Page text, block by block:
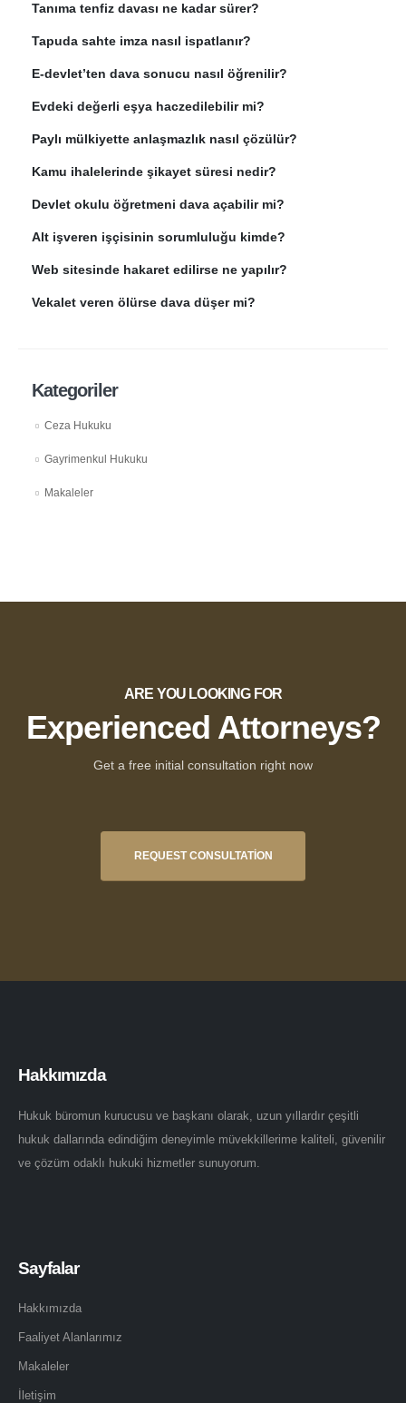
Tanıma tenfiz davası ne kadar sürer?
Tapuda sahte imza nasıl ispatlanır?
E-devlet’ten dava sonucu nasıl öğrenilir?
Evdeki değerli eşya haczedilebilir mi?
Paylı mülkiyette anlaşmazlık nasıl çözülür?
Kamu ihalelerinde şikayet süresi nedir?
Devlet okulu öğretmeni dava açabilir mi?
Alt işveren işçisinin sorumluluğu kimde?
Web sitesinde hakaret edilirse ne yapılır?
Vekalet veren ölürse dava düşer mi?
Kategoriler
Ceza Hukuku
Gayrimenkul Hukuku
Makaleler
ARE YOU LOOKING FOR
Experienced Attorneys?
Get a free initial consultation right now
REQUEST CONSULTATION
Hakkımızda
Hukuk büromun kurucusu ve başkanı olarak, uzun yıllardır çeşitli
hukuk dallarında edindiğim deneyimle müvekkillerime kaliteli, güvenilir
ve çözüm odaklı hukuki hizmetler sunuyorum.
Sayfalar
Hakkımızda
Faaliyet Alanlarımız
Makaleler
İletişim